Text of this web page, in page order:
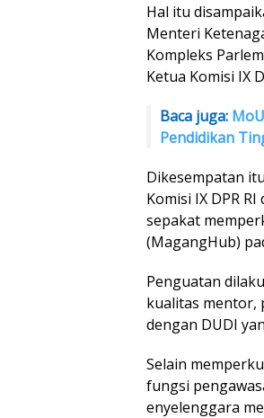
Hal itu
Menteri
Kompleks
Ketua Komisi IX
Baca juga:
Pendidikan
Dikesempatan
Komisi IX DPR
sepakat
(MagangHub)
Penguatan
kualitas mentor,
dengan DUDI
Selain
fungsi
enyelenggara